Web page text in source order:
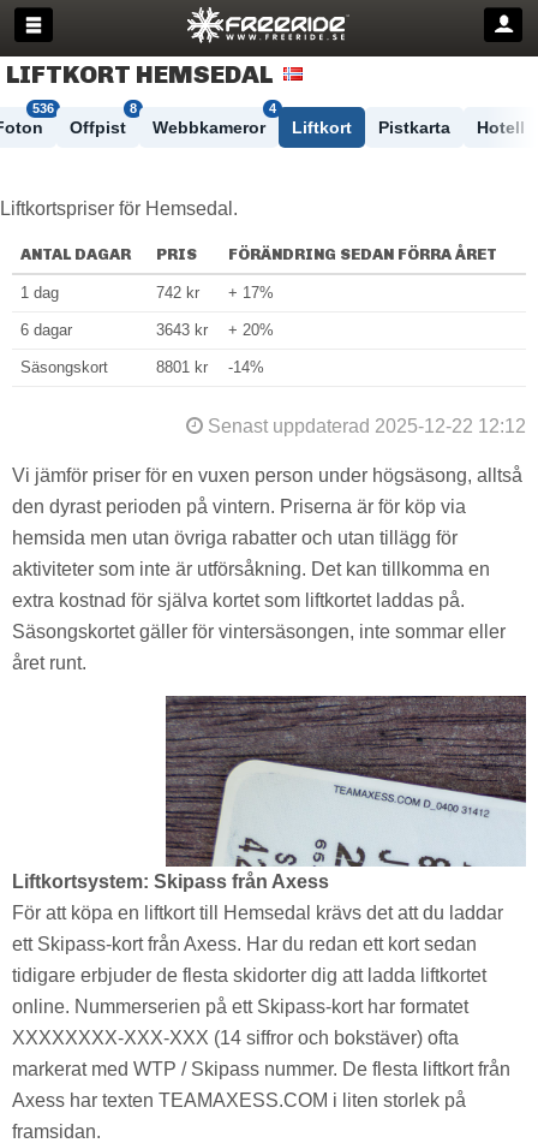
LIFTKORT HEMSEDAL
536
Offpist
8
Webbkameror
4
Liftkort Pistkarta Hotell
Liftkortspriser för Hemsedal.
ANTAL DAGAR PRIS FÖRÄNDRING SEDAN FÖRRA ÅRET
1 dag 742 kr + 17%
6 dagar 3643 kr + 20%
Säsongskort 8801 kr -14%
Senast uppdaterad 2025-12-22 12:12
Vi jämför priser för en vuxen person under högsäsong, alltså
den dyrast perioden på vintern. Priserna är för köp via
hemsida men utan övriga rabatter och utan tillägg för
aktiviteter som inte är utförsåkning. Det kan tillkomma en
extra kostnad för själva kortet som liftkortet laddas på.
Säsongskortet gäller för vintersäsongen, inte sommar eller
året runt.
Liftkortsystem: Skipass från Axess
För att köpa en liftkort till Hemsedal krävs det att du laddar
ett Skipass-kort från Axess. Har du redan ett kort sedan
tidigare erbjuder de flesta skidorter dig att ladda liftkortet
online. Nummerserien på ett Skipass-kort har formatet
XXXXXXXX-XXX-XXX (14 siffror och bokstäver) ofta
markerat med WTP / Skipass nummer. De flesta liftkort från
Axess har texten TEAMAXESS.COM i liten storlek på
framsidan.